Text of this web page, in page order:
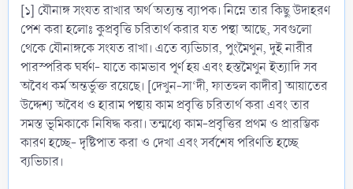
[১] যৌনাঙ্গ সংযত রাখার অর্থ অত্যন্ত ব্যাপক। নিম্নে তার কিছু উদাহরণ
পেশ করা হলোঃ কুপ্রবৃত্তি চরিতাৰ্থ করার যত পন্থা আছে, সবগুলো
থেকে যৌনাঙ্গকে সংযত রাখা। এতে ব্যভিচার, পুংমৈথুন, দুই নারীর
পারস্পরিক ঘর্ষণ- যাতে কামভাব পূর্ণ হয় এবং হস্তমৈথুন ইত্যাদি সব
অবৈধ কৰ্ম অন্তর্ভুক্ত রয়েছে। [দেখুন-সা‘দী, ফাতহুল কাদীর] আয়াতের
উদ্দেশ্য অবৈধ ও হারাম পন্থায় কাম প্রবৃত্তি চরিতাৰ্থ করা এবং তার
সমস্ত ভূমিকাকে নিষিদ্ধ করা। তন্মধ্যে কাম-প্রবৃত্তির প্রথম ও প্রারম্ভিক
কারণ হচ্ছে- দৃষ্টিপাত করা ও দেখা এবং সর্বশেষ পরিণতি হচ্ছে
ব্যভিচার।